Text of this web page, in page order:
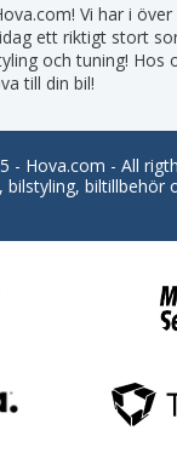
Vi har i
ett riktigt stort
och tuning! Hos
till din bil!
- Hova.com - All
bilstyling, biltillbehör